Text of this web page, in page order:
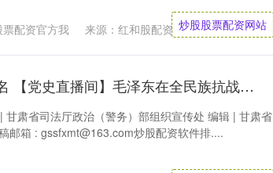
炒股股票配资网站
来源：红和股配资
票配资官方我
炒股配资软件排名 【党史直播间】毛泽东在全民族抗战时期是如何应对谣言的？
甘肃省司法厅政治（警务）部组织宣传处 编辑 | 甘肃省
邮箱 : gssfxmt@163.com炒股配资软件排....